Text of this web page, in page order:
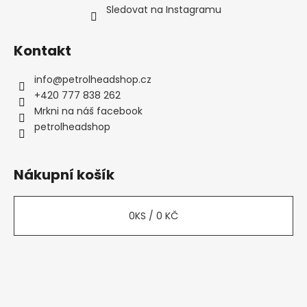
Sledovat na Instagramu
Kontakt
info@petrolheadshop.cz
+420 777 838 262
Mrkni na náš facebook
petrolheadshop
Nákupní košík
0KS / 0 KČ